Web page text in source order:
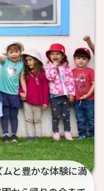
と豊かな体験に満